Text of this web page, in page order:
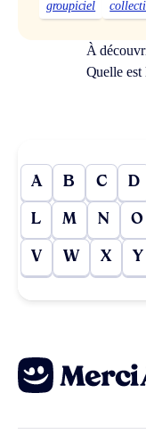
groupiciel
À
Quelle
A B C D
L M N O
V W X Y